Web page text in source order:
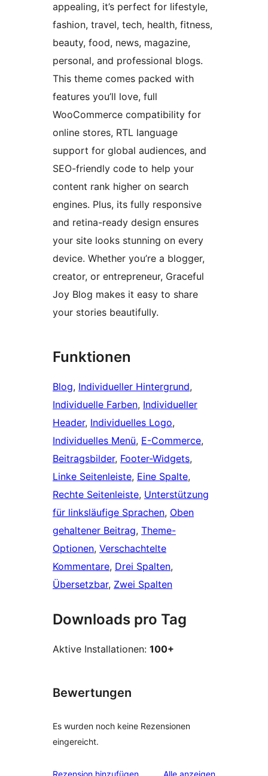
appealing, it’s perfect for lifestyle,
fashion, travel, tech, health, fitness,
beauty, food, news, magazine,
personal, and professional blogs.
This theme comes packed with
features you’ll love, full
WooCommerce compatibility for
online stores, RTL language
support for global audiences, and
SEO-friendly code to help your
content rank higher on search
engines. Plus, its fully responsive
and retina-ready design ensures
your site looks stunning on every
device. Whether you’re a blogger,
creator, or entrepreneur, Graceful
Joy Blog makes it easy to share
your stories beautifully.
Funktionen
Blog, Individueller Hintergrund
Individuelle Farben, Individueller
Header, Individuelles Logo
Individuelles Menü, E-Commerce
Beitragsbilder, Footer-Widgets
Linke Seitenleiste, Eine Spalte
Rechte Seitenleiste, Unterstützung
für linksläufige Sprachen, Oben
gehaltener Beitrag, Theme-
Optionen, Verschachtelte
Kommentare, Drei Spalten
Übersetzbar, Zwei Spalten
Downloads pro Tag
Aktive Installationen: 100+
Bewertungen
Es wurden noch keine Rezensionen
eingereicht.
Rezension hinzufügen Alle Rezensionen
anzeigen